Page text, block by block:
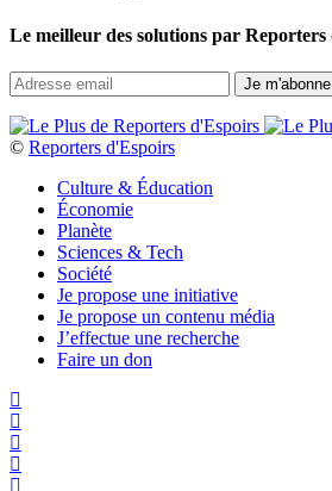
Le meilleur des solutions par
© Reporters d'Espoirs
Culture & Éducation
Économie
Planète
Sciences & Tech
Société
Je propose une initiative
Je propose un contenu média
J’effectue une recherche
Faire un don